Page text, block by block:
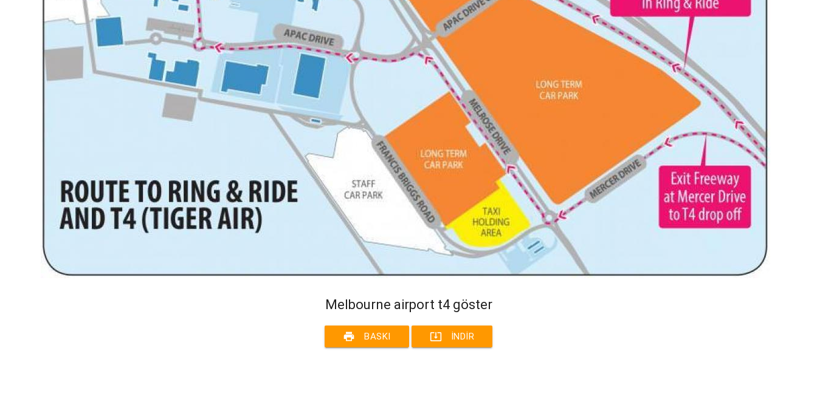
Melbourne airport t4 göster
print BASKI system_update_alt İNDIR